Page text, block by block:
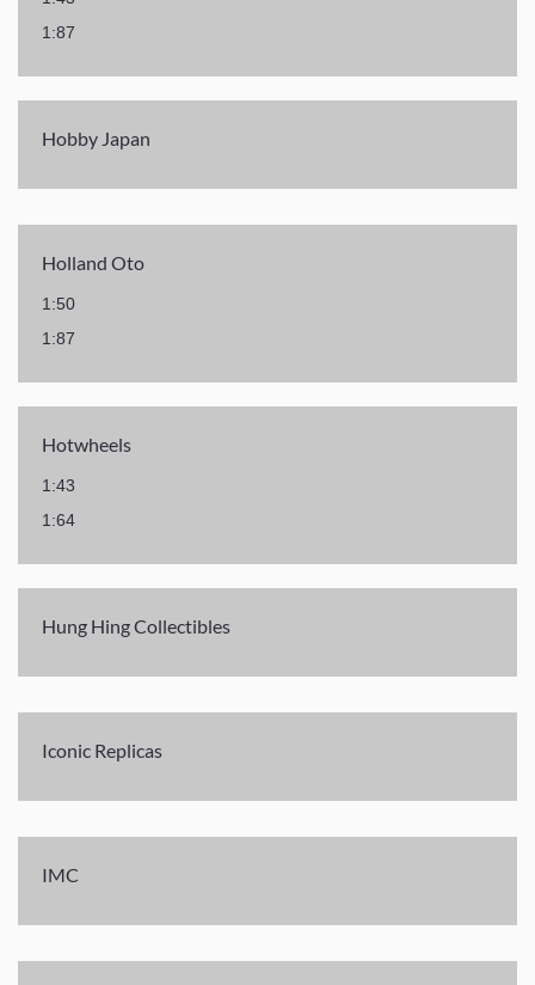
1:87
Hobby Japan
Holland Oto
1:50
1:87
Hotwheels
1:43
1:64
Hung Hing Collectibles
Iconic Replicas
IMC